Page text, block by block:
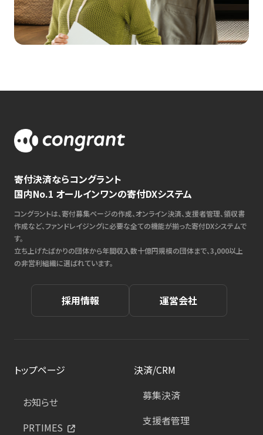
寄付決済ならコングラント
国内No.1 オールインワンの寄付DXシステム
コングラントは、寄付募集ページの作成、オンライン決済、支援者管理、領収書
作成など、ファンドレイジングに必要な全ての機能が揃った寄付DXシステムで
す。
立ち上げたばかりの団体から年間収入数十億円規模の団体まで、3,000以上
の非営利組織に選ばれています。
採用情報 運営会社
トップページ
お知らせ
PRTIMES
決済/CRM
募集決済
支援者管理